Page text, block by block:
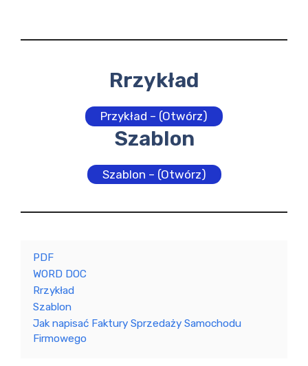
Rrzykład
Przykład – (Otwórz)
Szablon
Szablon – (Otwórz)
PDF
WORD DOC
Rrzykład
Szablon
Jak napisać Faktury Sprzedaży Samochodu
Firmowego